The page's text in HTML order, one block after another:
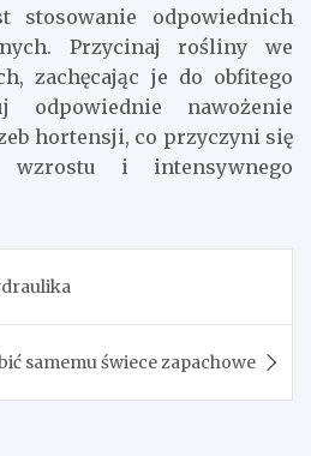
stosowanie odpowiednich
Przycinaj rośliny we
zachęcając je do obfitego
odpowiednie nawożenie
hortensji, co przyczyni się
i intensywnego
samemu świece zapachowe